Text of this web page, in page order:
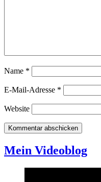
Name *
E-Mail-Adresse *
Website
Mein Videoblog